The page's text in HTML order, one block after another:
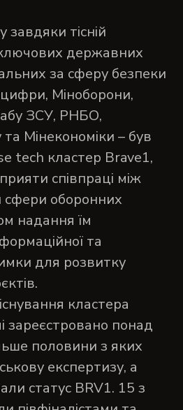
завдяки тісній
державних
за сферу безпеки
Міноборони,
ЗСУ, РНБО,
Мінекономіки – був
tech кластер Brave1,
співпраці між
сфери оборонних
надання їм
та
для розвитку
кластера
зареєстровано понад
половини з яких
експертизу, а
статус BRV1. 15 з